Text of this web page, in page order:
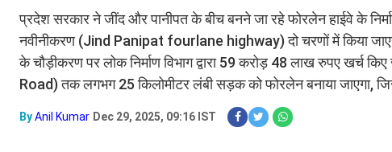
प्रदेश सरकार ने जींद और पानीपत के बीच बनने जा रहे फोरलेन हाईवे के
नवीनीकरण (Jind Panipat fourlane highway) दो चरणों में किया
के चौड़ीकरण पर लोक निर्माण विभाग द्वारा 59 करोड़ 48 लाख रुपए
Road) तक लगभग 25 किलोमीटर लंबी सड़क को फोरलेन बनाया जाएगा,
ByAnil Kumar Dec 29, 2025, 09:16 IST